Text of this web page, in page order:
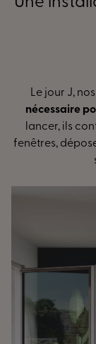
nos poseurs
pour une
contrôlent les
les
soin de